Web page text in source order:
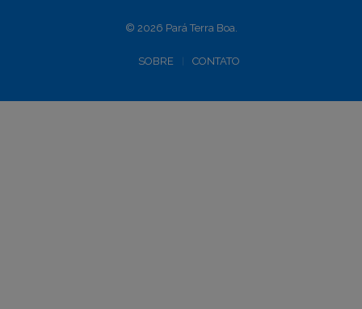
© 2026 Pará Terra Boa.
SOBRE CONTATO